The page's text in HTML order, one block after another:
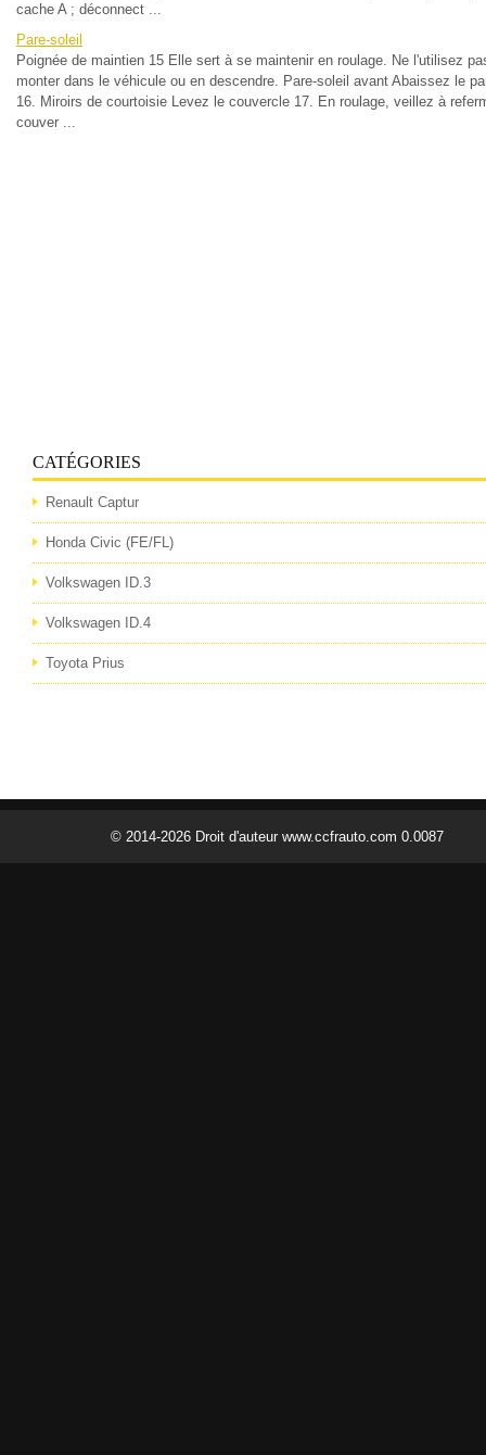
cache A ; déconnect ...
Pare-soleil
Poignée de maintien 15 Elle sert à se maintenir en roulage. Ne l'utilisez
monter dans le véhicule ou en descendre. Pare-soleil avant Abaissez le
16. Miroirs de courtoisie Levez le couvercle 17. En roulage, veillez à
couver ...
CATÉGORIES
Renault Captur
Honda Civic (FE/FL)
Volkswagen ID.3
Volkswagen ID.4
Toyota Prius
© 2014-2026 Droit d'auteur www.ccfrauto.com 0.0087